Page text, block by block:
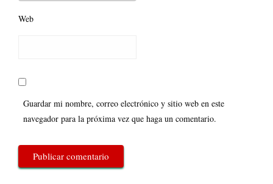
Web
Guardar mi nombre, correo electrónico y sitio web en este
navegador para la próxima vez que haga un comentario.